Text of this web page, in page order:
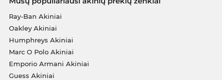
Ray-Ban Akiniai
Oakley Akiniai
Humphreys Akiniai
Marc O Polo Akiniai
Emporio Armani Akiniai
Guess Akiniai